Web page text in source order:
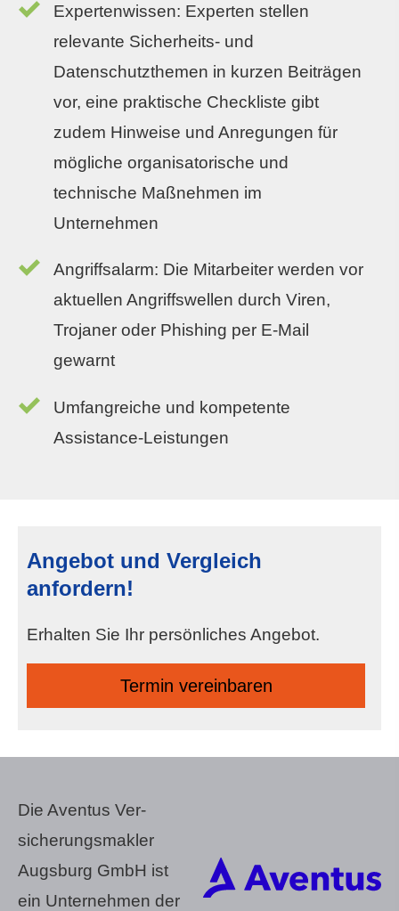
Expertenwissen: Experten stellen
relevante Sicherheits- und
Datenschutzthemen in kurzen Beiträgen
vor, eine praktische Checkliste gibt
zudem Hinweise und Anregungen für
mögliche organisatorische und
technische Maßnehmen im
Unternehmen
Angriffsalarm: Die Mitarbeiter werden vor
aktuellen Angriffswellen durch Viren,
Trojaner oder Phishing per E-Mail
gewarnt
Umfangreiche und kompetente
Assistance-Leistungen
Angebot und Vergleich
anfordern!
Erhalten Sie Ihr persönliches Angebot.
Termin ver­ein­baren
Die Aventus Ver­
sicherungs­makler
Augsburg GmbH ist
ein Unternehmen der